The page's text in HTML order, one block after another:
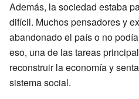
Además, la sociedad estaba
difícil. Muchos pensadores y
abandonado el país o no
eso, una de las tareas
reconstruir la economía y
sistema social.